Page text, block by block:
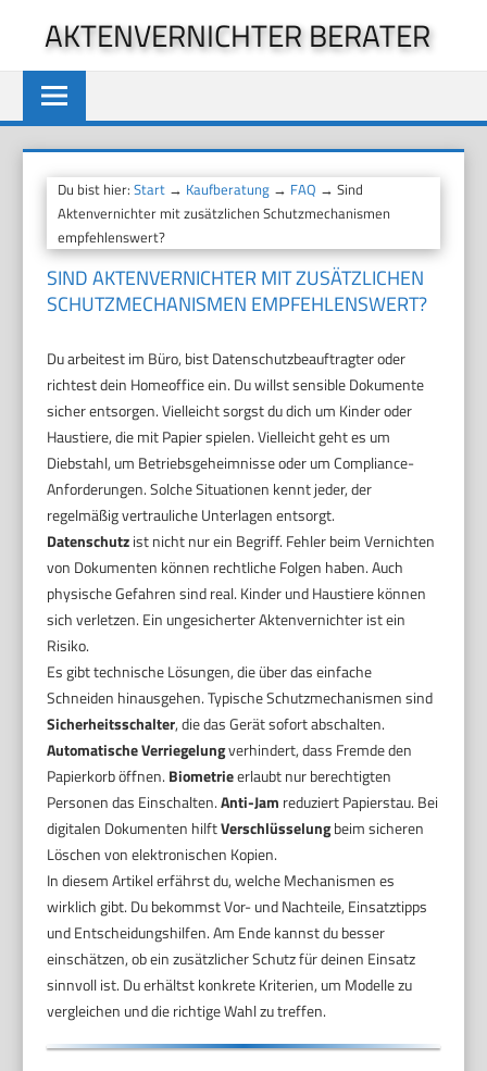
springen
AKTENVERNICHTER BERATER
Du bist hier:Start → Kaufberatung → FAQ → Sind
Aktenvernichter mit zusätzlichen Schutzmechanismen
empfehlenswert?
SIND AKTENVERNICHTER MIT ZUSÄTZLICHEN
SCHUTZMECHANISMEN EMPFEHLENSWERT?
Du arbeitest im Büro, bist Datenschutzbeauftragter oder
richtest dein Homeoffice ein. Du willst sensible Dokumente
sicher entsorgen. Vielleicht sorgst du dich um Kinder oder
Haustiere, die mit Papier spielen. Vielleicht geht es um
Diebstahl, um Betriebsgeheimnisse oder um Compliance-
Anforderungen. Solche Situationen kennt jeder, der
regelmäßig vertrauliche Unterlagen entsorgt.
Datenschutzist nicht nur ein Begriff. Fehler beim Vernichten
von Dokumenten können rechtliche Folgen haben. Auch
physische Gefahren sind real. Kinder und Haustiere können
sich verletzen. Ein ungesicherter Aktenvernichter ist ein
Risiko.
Es gibt technische Lösungen, die über das einfache
Schneiden hinausgehen. Typische Schutzmechanismen sind
Sicherheitsschalter, die das Gerät sofort abschalten.
Automatische Verriegelungverhindert, dass Fremde den
Papierkorb öffnen. Biometrieerlaubt nur berechtigten
Personen das Einschalten.Anti-Jam reduziert Papierstau. Bei
digitalen Dokumenten hilftVerschlüsselungbeim sicheren
Löschen von elektronischen Kopien.
In diesem Artikel erfährst du, welche Mechanismen es
wirklich gibt. Du bekommst Vor- und Nachteile, Einsatztipps
und Entscheidungshilfen. Am Ende kannst du besser
einschätzen, ob ein zusätzlicher Schutz für deinen Einsatz
sinnvoll ist. Du erhältst konkrete Kriterien, um Modelle zu
vergleichen und die richtige Wahl zu treffen.